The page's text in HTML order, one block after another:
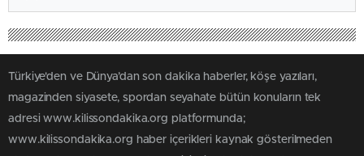
Türkiye'den ve Dünya’dan son dakika haberler, köşe yazıları,
magazinden siyasete, spordan seyahate bütün konuların tek
adresi www.kilissondakika.org platformunda;
www.kilissondakika.org haber içerikleri kaynak gösterilmeden